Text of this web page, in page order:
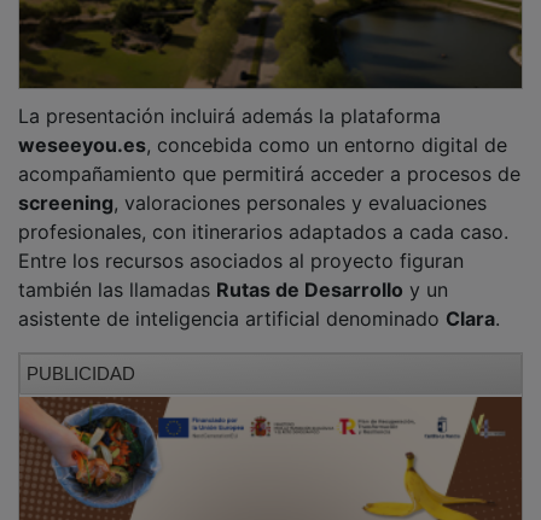
Fundación Ibercaja Guadalajara programa
conciertos, catas, conferencias sobre salud y
debates
Fundación Ibercaja programa catas,